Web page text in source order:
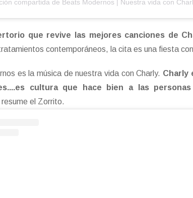
que revive las mejores canciones de
contemporáneos, la cita es una fiesta
es la música de nuestra vida con Charly. Charly
cultura que hace bien a las
resume el Zorrito.